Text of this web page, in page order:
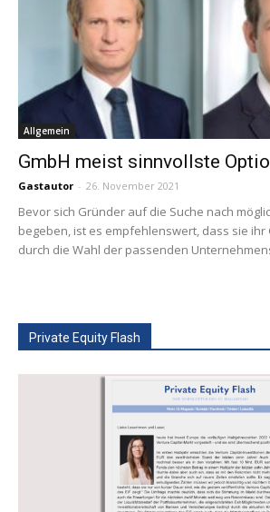
Allgemein
GmbH meist sinnvollste
Gastautor - 26. November 2021
Bevor sich Gründer auf die Suche nach
begeben, ist es empfehlenswert, dass sie ihr
durch die Wahl der passenden
Private Equity Flash